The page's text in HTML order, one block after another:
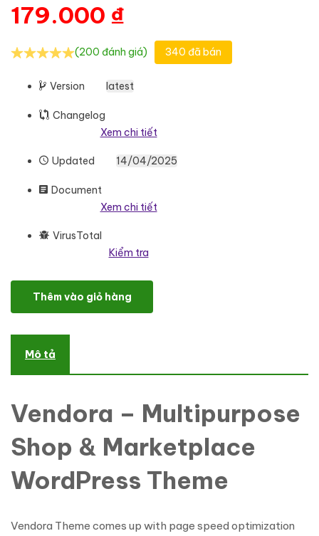
179.000 ₫
(200 đánh giá) 340 đã bán
Version latest
Changelog
Xem chi tiết
Updated 14/04/2025
Document
Xem chi tiết
VirusTotal
Kiểm tra
Vendora - Big Multipurpose Shop Marketplace WordPress Theme
Thêm vào giỏ hàng
Mô tả
Vendora – Multipurpose
Shop & Marketplace
WordPress Theme
Vendora Theme comes up with page speed optimization